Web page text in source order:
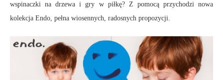
wspinaczki na drzewa i gry w piłkę? Z pomocą przychodzi nowa
kolekcja Endo, pełna wiosennych, radosnych propozycji.